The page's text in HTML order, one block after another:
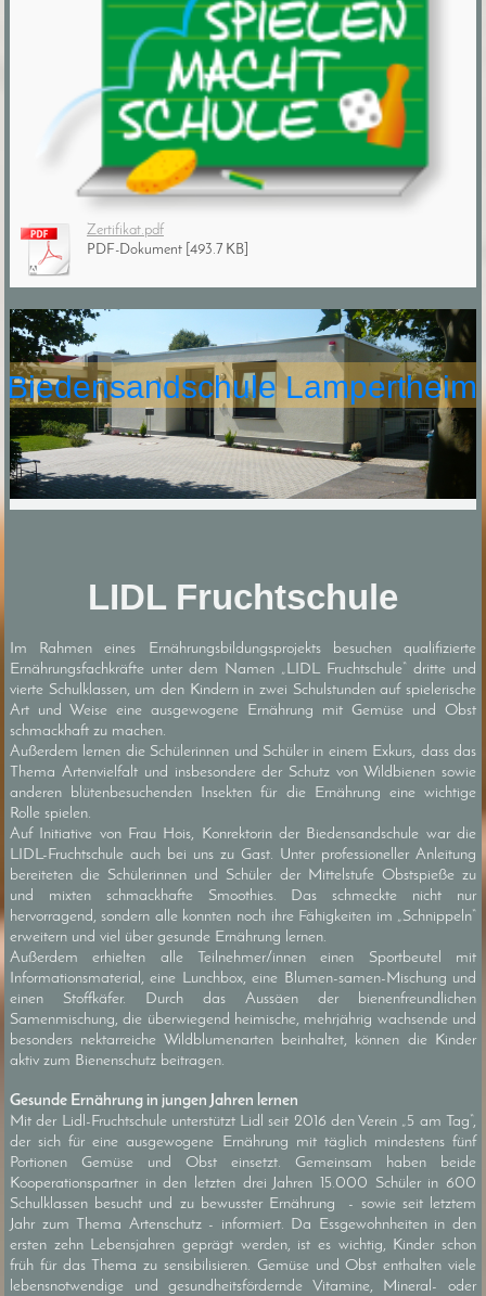
Zertifikat.pdf
PDF-Dokument [493.7 KB]
Biedensandschule Lampertheim
LIDL Fruchtschule
Im Rahmen eines Ernährungsbildungsprojekts besuchen qualifizierte
Ernährungsfachkräfte unter dem Namen „LIDL Fruchtschule“ dritte und
vierte Schulklassen, um den Kindern in zwei Schulstunden auf spielerische
Art und Weise eine ausgewogene Ernährung mit Gemüse und Obst
schmackhaft zu machen.
Außerdem lernen die Schülerinnen und Schüler in einem Exkurs, dass das
Thema Artenvielfalt und insbesondere der Schutz von Wildbienen sowie
anderen blütenbesuchenden Insekten für die Ernährung eine wichtige
Rolle spielen.
Auf Initiative von Frau Hois, Konrektorin der Biedensandschule war die
LIDL-Fruchtschule auch bei uns zu Gast. Unter professioneller Anleitung
bereiteten die Schülerinnen und Schüler der Mittelstufe Obstspieße zu
und mixten schmackhafte Smoothies. Das schmeckte nicht nur
hervorragend, sondern alle konnten noch ihre Fähigkeiten im „Schnippeln“
erweitern und viel über gesunde Ernährung lernen.
Außerdem erhielten alle Teilnehmer/innen einen Sportbeutel mit
Informationsmaterial, eine Lunchbox, eine Blumen-samen-Mischung und
einen Stoffkäfer. Durch das Aussäen der bienenfreundlichen
Samenmischung, die überwiegend heimische, mehrjährig wachsende und
besonders nektarreiche Wildblumenarten beinhaltet, können die Kinder
aktiv zum Bienenschutz beitragen.
Gesunde Ernährung in jungen Jahren lernen
Mit der Lidl-Fruchtschule unterstützt Lidl seit 2016 den Verein „5 am Tag“,
der sich für eine ausgewogene Ernährung mit täglich mindestens fünf
Portionen Gemüse und Obst einsetzt. Gemeinsam haben beide
Kooperationspartner in den letzten drei Jahren 15.000 Schüler in 600
Schulklassen besucht und zu bewusster Ernährung - sowie seit letztem
Jahr zum Thema Artenschutz - informiert. Da Essgewohnheiten in den
ersten zehn Lebensjahren geprägt werden, ist es wichtig, Kinder schon
früh für das Thema zu sensibilisieren. Gemüse und Obst enthalten viele
lebensnotwendige und gesundheitsfördernde Vitamine, Mineral- oder